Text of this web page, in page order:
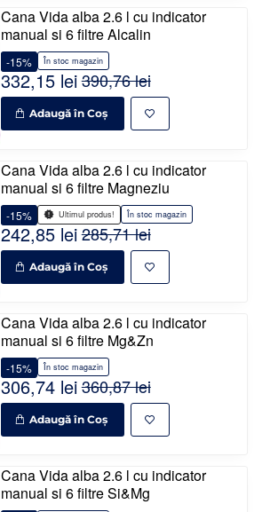
Cana Vida alba 2.6 l cu indicator
manual si 6 filtre Alcalin
În stoc magazin
-15%
332,15 lei390,76 lei
Adaugă în Coş
Cana Vida alba 2.6 l cu indicator
manual si 6 filtre Magneziu
Ultimul produs! În stoc magazin
-15%
242,85 lei285,71 lei
Adaugă în Coş
Cana Vida alba 2.6 l cu indicator
manual si 6 filtre Mg&Zn
În stoc magazin
-15%
306,74 lei360,87 lei
Adaugă în Coş
Cana Vida alba 2.6 l cu indicator
manual si 6 filtre Si&Mg